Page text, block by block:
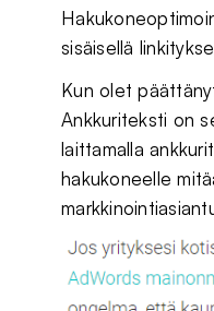
sisäisellä
Kun olet
Ankkuriteksti on
laittamalla
hakukoneelle